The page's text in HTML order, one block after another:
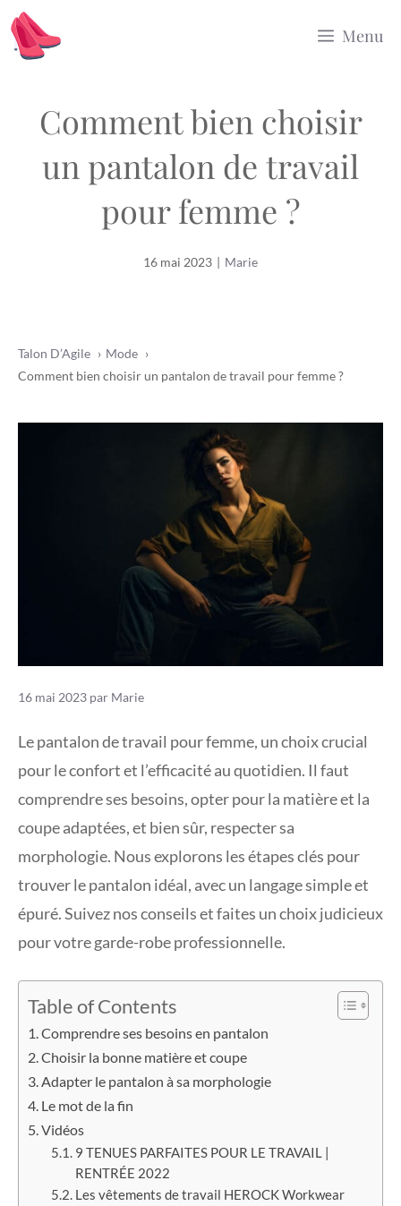
Aller
au
Menu
Comment bien choisir
un pantalon de travail
pour femme ?
16 mai 2023 | Marie
Talon D’Agile
Mode
Comment bien choisir un pantalon de travail pour femme ?
16 mai 2023 par Marie
Le pantalon de travail pour femme, un choix crucial
pour le confort et l’efficacité au quotidien. Il faut
comprendre ses besoins, opter pour la matière et la
coupe adaptées, et bien sûr, respecter sa
morphologie. Nous explorons les étapes clés pour
trouver le pantalon idéal, avec un langage simple et
épuré. Suivez nos conseils et faites un choix judicieux
pour votre garde-robe professionnelle.
Table of Contents
Comprendre ses besoins en pantalon
Choisir la bonne matière et coupe
Adapter le pantalon à sa morphologie
Le mot de la fin
Vidéos
9 TENUES PARFAITES POUR LE TRAVAIL |
RENTRÉE 2022
Les vêtements de travail HEROCK Workwear